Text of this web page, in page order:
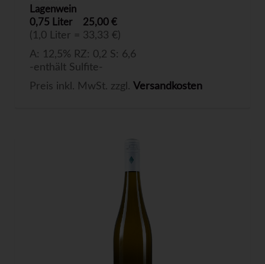
Lagenwein
0,75 Liter
25,00 €
(1,0 Liter = 33,33 €)
A: 12,5% RZ: 0,2 S: 6,6
-enthält Sulfite-
Preis inkl. MwSt. zzgl. Versandkosten